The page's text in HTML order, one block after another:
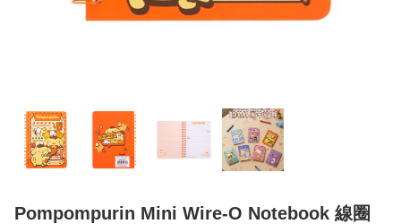
Pompompurin Mini Wire-O Notebook 線圈